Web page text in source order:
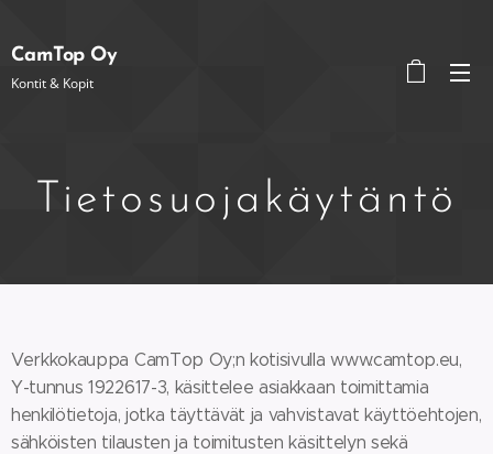
CamTop Oy
Kontit & Kopit
Tietosuojakäytäntö
Verkkokauppa CamTop Oy;n kotisivulla www.camtop.eu,
Y-tunnus 1922617-3, käsittelee asiakkaan toimittamia
henkilötietoja, jotka täyttävät ja vahvistavat käyttöehtojen,
sähköisten tilausten ja toimitusten käsittelyn sekä